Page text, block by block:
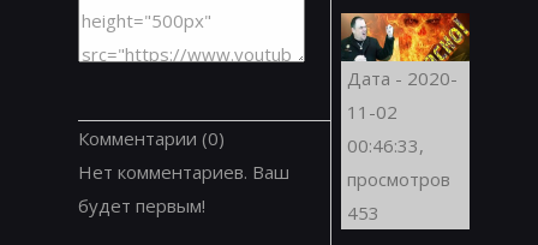
Комментарии (0)
Нет комментариев. Ваш
будет первым!
Дата - 2020-
11-02
00:46:33,
просмотров
453